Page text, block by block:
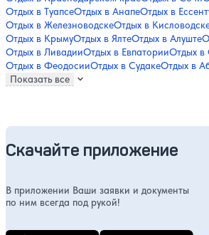
Отдых в ТуапсеОтдых в АнапеОтдых в
Отдых в ЖелезноводскеОтдых в
Отдых в КрымуОтдых в ЯлтеОтдых в Алуште
Отдых в ЛивадииОтдых в ЕвпаторииОтдых в
Отдых в ФеодосииОтдых в СудакеОтдых в
Показать все
Скачайте приложение
В приложении Ваши заявки и документы
по ним всегда под рукой!